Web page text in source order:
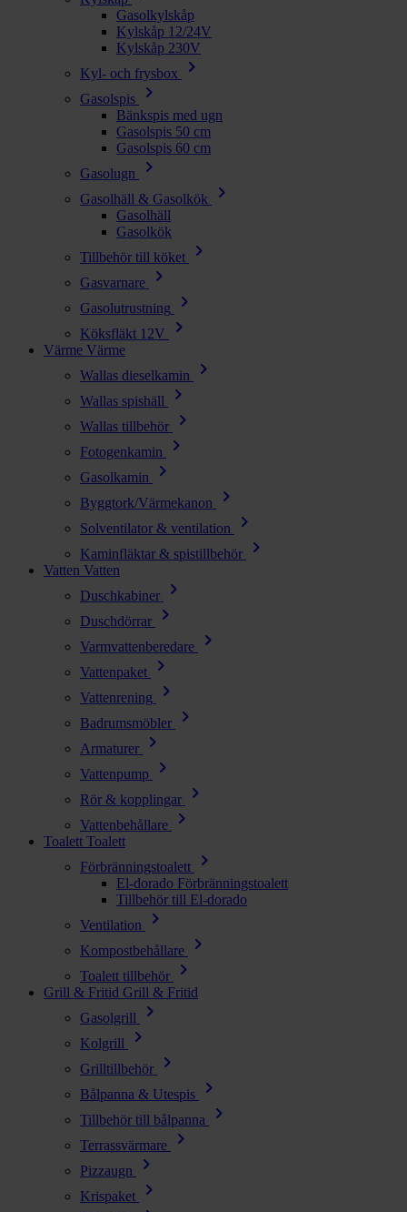
Gasolkylskåp
Kylskåp 12/24V
Kylskåp 230V
Kyl- och frysbox
chevron_right
Gasolspis chevron_right
Bänkspis med ugn
Gasolspis 50 cm
Gasolspis 60 cm
Gasolugn
chevron_right
Gasolhäll & Gasolkök chevron_right
Gasolhäll
Gasolkök
Tillbehör till köket
chevron_right
Gasvarnare chevron_right
Gasolutrustning chevron_right
Köksfläkt 12V chevron_right
Värme Värme
Wallas dieselkamin
chevron_right
Wallas spishäll chevron_right
Wallas tillbehör chevron_right
Fotogenkamin chevron_right
Gasolkamin chevron_right
Byggtork/Värmekanon chevron_right
Solventilator & ventilation chevron_right
Kaminfläktar & spistillbehör chevron_right
Vatten Vatten
Duschkabiner
chevron_right
Duschdörrar chevron_right
Varmvattenberedare chevron_right
Vattenpaket chevron_right
Vattenrening chevron_right
Badrumsmöbler chevron_right
Armaturer chevron_right
Vattenpump chevron_right
Rör & kopplingar chevron_right
Vattenbehållare chevron_right
Toalett Toalett
Förbränningstoalett
chevron_right
El-dorado Förbränningstoalett
Tillbehör till El-dorado
Ventilation
chevron_right
Kompostbehållare chevron_right
Toalett tillbehör chevron_right
Grill & Fritid Grill & Fritid
Gasolgrill
chevron_right
Kolgrill chevron_right
Grilltillbehör chevron_right
Bålpanna & Utespis chevron_right
Tillbehör till bålpanna chevron_right
Terrassvärmare chevron_right
Pizzaugn chevron_right
Krispaket chevron_right